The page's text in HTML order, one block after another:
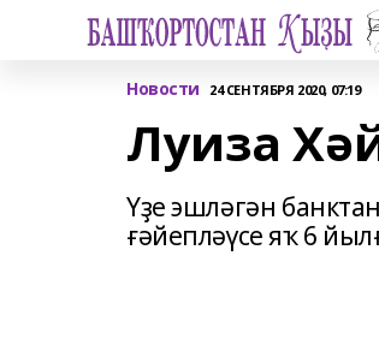
Новости 24 СЕНТЯБРЯ 2020, 07:19
Луиза
Үҙе эшләгән
ғәйепләүсе яҡ 6